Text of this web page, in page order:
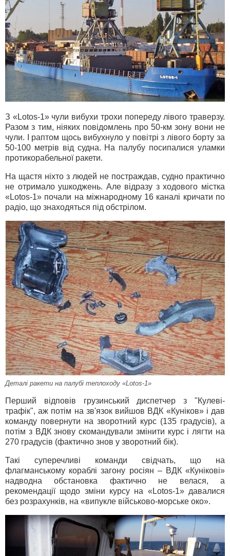
З «Lotos-1» чули вибухи трохи попереду лівого траверзу.
Разом з тим, ніяких повідомлень про 50-км зону вони не
чули. І раптом щось вибухнуло у повітрі з лівого борту за
50-100 метрів від судна. На палубу посипалися уламки
протикорабельної ракети.
На щастя ніхто з людей не постраждав, судно практично
не отримало ушкоджень. Але відразу з ходового містка
«Lotos-1» почали на міжнародному 16 каналі кричати по
радіо, що знаходяться під обстрілом.
Деталі ракети на палубі теплоходу «Lotos-1»
Перший відповів грузинський диспетчер з "Кулеві-
трафік", аж потім на зв'язок вийшов ВДК «Куніков» і дав
команду повернути на зворотний курс (135 градусів), а
потім з ВДК знову скомандували змінити курс і лягти на
270 градусів (фактично знов у зворотний бік).
Такі суперечливі команди свідчать, що на
флагманському кораблі загону росіян – ВДК «Кунікові»
надводна обстановка фактично не велася, а
рекомендації щодо зміни курсу на «Lotos-1» давалися
без розрахунків, на «випукле військово-морське око».